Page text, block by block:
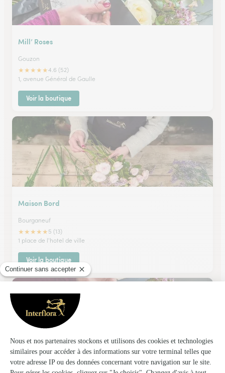
Mill’ Roses
Gouzon
★★★★★4.6 (52)
1, avenue Général de Gaulle
Voir la boutique
Maison Bord
Bourganeuf
★★★★★ 5 (13)
1 place de l'hotel de ville
Voir la boutique
Jean-Yves Montjoffre